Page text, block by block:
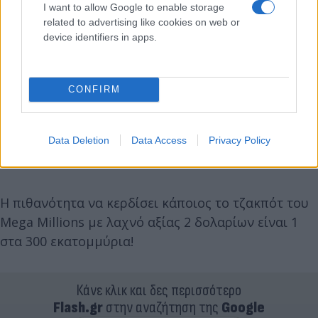
I want to allow Google to enable storage
related to advertising like cookies on web or
device identifiers in apps.
CONFIRM
Data Deletion Data Access Privacy Policy
κερδίζουν έπαθλα μεγαλύτερα των 250.000
δολαρίων σε λοταρία δεν είναι υποχρεωμένοι να
και 90 ημέρες αφότου εμφανιστούν για να
Η πιθανότητα να κερδίσει κάποιος το τζακπότ του
Mega Millions με λαχνό αξίας 2 δολαρίων είναι 1
στα 300 εκατομμύρια!
Κάνε κλικ και δες περισσότερο
Flash.grστην αναζήτηση της Google